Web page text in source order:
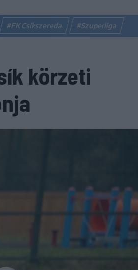
#FK Csíkszereda #Szuperliga
körzeti